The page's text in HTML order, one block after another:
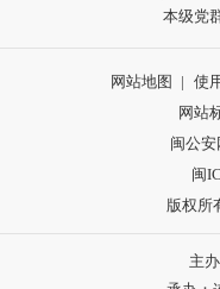
本级党
网站地图 | 使
网站
闽公安
闽
版权所
主